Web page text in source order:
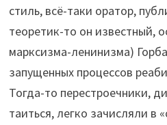
стиль, всё-таки оратор,
теоретик-то он известный,
марксизма-ленинизма)
запущенных процессов
Тогда-то перестроечники,
таиться, легко зачисляли в